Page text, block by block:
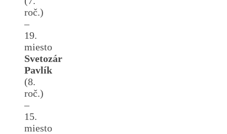
roč.)
–
19.
miesto
Svetozár
Pavlík
(8.
roč.)
–
15.
miesto